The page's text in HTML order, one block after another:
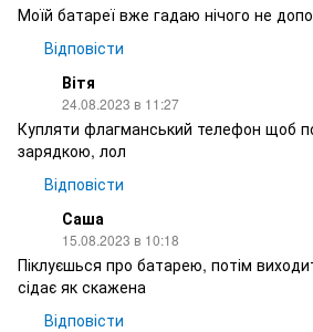
Моїй батареї вже гадаю нічого не
Відповісти
Вітя
24.08.2023 в 11:27
Купляти флагманський телефон щоб
зарядкою, лол
Відповісти
Саша
15.08.2023 в 10:18
Піклуєшься про батарею, потім
сідає як скажена
Відповісти